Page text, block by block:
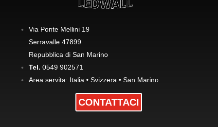
Via Ponte Mellini 19
Serravalle 47899
Repubblica di San Marino
Tel. 0549 902571
Area servita: Italia • Svizzera • San Marino
CONTATTACI